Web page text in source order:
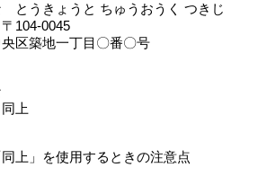
とうきょうと ちゅうおうく つきじ
104-0045
区築地一丁目〇番〇号
上
上」を使用するときの注意点